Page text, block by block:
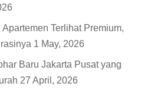
Terlihat Premium,
1 May, 2026
Baru Jakarta Pusat yang
27 April, 2026